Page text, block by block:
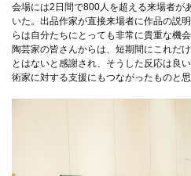
会場には2日間で800人を超える来場者が
いた。出品作家が直接来場者に作品の説
らは自分たちにとっても非常に貴重な機
陶芸家の皆さんからは、短期間にこれだ
とはないと感謝され、そうした反応は良
術家に対する支援にもつながったものと思